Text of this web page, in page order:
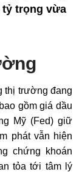
tỷ trọng vừa
thị trường đang
gồm giá dầu
Mỹ (Fed) giữ
phát vẫn hiện
chứng khoán
tỏa tới tâm lý